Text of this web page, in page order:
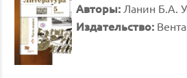
Авторы: Ланин Б.А.
Издательство: